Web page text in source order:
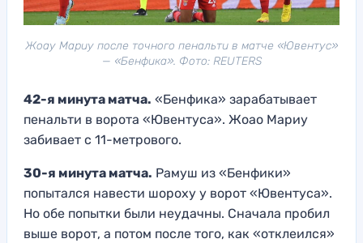
Жоау Мариу после точного пенальти в матче «Ювентус»
— «Бенфика». Фото: REUTERS
42-я минута матча. «Бенфика» зарабатывает
пенальти в ворота «Ювентуса». Жоао Мариу
забивает с 11-метрового.
30-я минута матча. Рамуш из «Бенфики»
попытался навести шороху у ворот «Ювентуса».
Но обе попытки были неудачны. Сначала пробил
выше ворот, а потом после того, как «отклеился»